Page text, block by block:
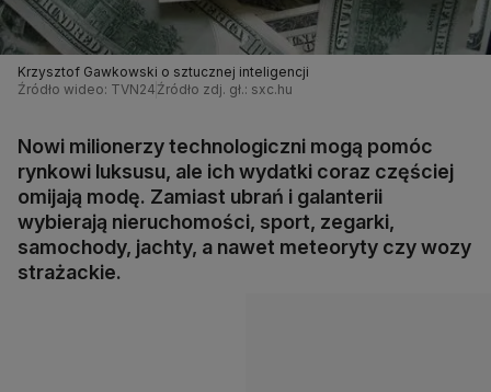
Krzysztof Gawkowski o sztucznej inteligencji
Źródło wideo: TVN24 Źródło zdj. gł.: sxc.hu
Nowi milionerzy technologiczni mogą pomóc
rynkowi luksusu, ale ich wydatki coraz częściej
omijają modę. Zamiast ubrań i galanterii
wybierają nieruchomości, sport, zegarki,
samochody, jachty, a nawet meteoryty czy wozy
strażackie.